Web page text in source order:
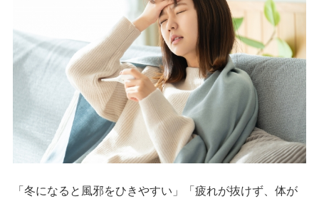
「冬になると風邪をひきやすい」「疲れが抜けず、体が